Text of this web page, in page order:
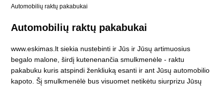
Automobilių raktų pakabukai
Automobilių raktų pakabukai
www.eskimas.lt siekia nustebinti ir Jūs ir Jūsų artimuosius
begalo malone, širdį kutenenančia smulkmenėle - raktu
pakabuku kuris atspindi ženkliuką esanti ir ant Jūsų automobilio
kapoto. Šį smulkmenėlė bus visuomet netikėtu siurprizu Jūsų